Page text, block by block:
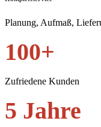
Planung, Aufmaß,
100+
Zufriedene Kunden
5 Jahre